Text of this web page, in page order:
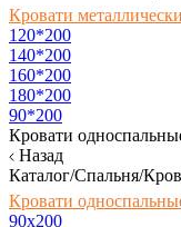
Кровати
120*200
140*200
160*200
180*200
90*200
Кровати
Назад
Каталог/Спальня/
Кровати
90х200